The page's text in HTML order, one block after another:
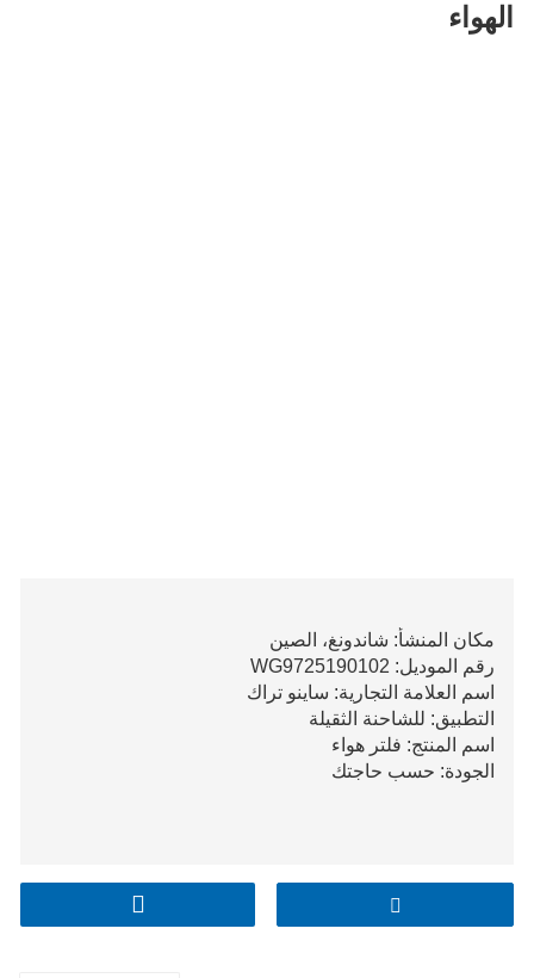
الهواء
مكان المنشأ: شاندونغ، الصين
رقم الموديل: WG9725190102
اسم العلامة التجارية: ساينو تراك
التطبيق: للشاحنة الثقيلة
اسم المنتج: فلتر هواء
الجودة: حسب حاجتك